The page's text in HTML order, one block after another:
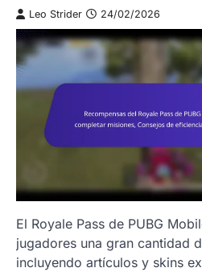
Leo Strider 24/02/2026
El Royale Pass de PUBG
jugadores una gran cantidad
incluyendo artículos y skins